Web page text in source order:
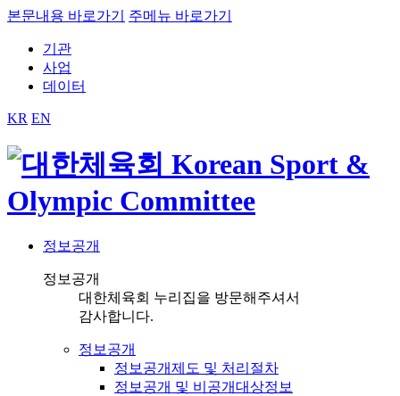
본문내용 바로가기 주메뉴 바로가기
기관
사업
데이터
KR EN
정보공개
정보공개
대한체육회 누리집을 방문해주셔서
감사합니다.
정보공개
정보공개제도 및 처리절차
정보공개 및 비공개대상정보